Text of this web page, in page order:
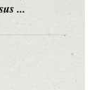
...